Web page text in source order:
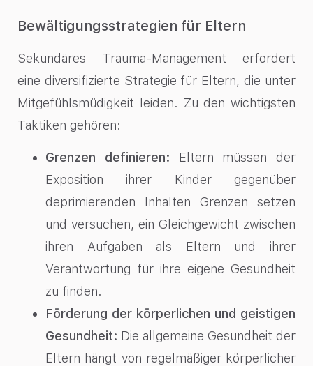
Bewältigungsstrategien für Eltern
Sekundäres Trauma-Management erfordert
eine diversifizierte Strategie für Eltern, die unter
Mitgefühlsmüdigkeit leiden. Zu den wichtigsten
Taktiken gehören:
Grenzen definieren: Eltern müssen der
Exposition ihrer Kinder gegenüber
deprimierenden Inhalten Grenzen setzen
und versuchen, ein Gleichgewicht zwischen
ihren Aufgaben als Eltern und ihrer
Verantwortung für ihre eigene Gesundheit
zu finden.
Förderung der körperlichen und geistigen
Gesundheit: Die allgemeine Gesundheit der
Eltern hängt von regelmäßiger körperlicher